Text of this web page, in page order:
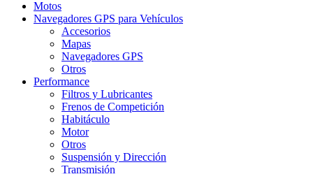
Motos
Navegadores GPS para Vehículos
Accesorios
Mapas
Navegadores GPS
Otros
Performance
Filtros y Lubricantes
Frenos de Competición
Habitáculo
Motor
Otros
Suspensión y Dirección
Transmisión